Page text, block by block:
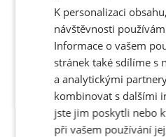
K personalizaci
návštěvnosti
Informace o vašem
stránek také sdílíme s
a analytickými
kombinovat s dalšími
jste jim poskytli nebo
při vašem používání